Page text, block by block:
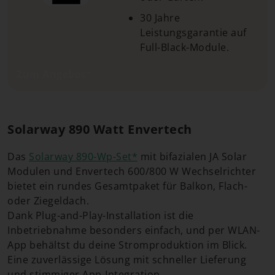
30 Jahre
Leistungsgarantie auf
Full-Black-Module.
Solarway 890 Watt Envertech
Das Solarway 890-Wp-Set* mit bifazialen JA Solar
Modulen und Envertech 600/800 W Wechselrichter
bietet ein rundes Gesamtpaket für Balkon, Flach-
oder Ziegeldach.
Dank Plug-and-Play-Installation ist die
Inbetriebnahme besonders einfach, und per WLAN-
App behältst du deine Stromproduktion im Blick.
Eine zuverlässige Lösung mit schneller Lieferung